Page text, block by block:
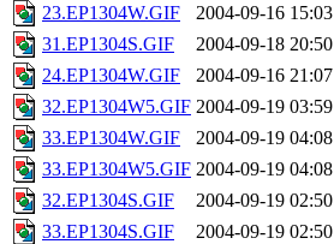
23.EP1304W.GIF
2004-09-16 15:03
31.EP1304S.GIF
2004-09-18 20:50
24.EP1304W.GIF
2004-09-16 21:07
32.EP1304W5.GIF 2004-09-19 03:59
33.EP1304W.GIF
2004-09-19 04:08
33.EP1304W5.GIF 2004-09-19 04:08
32.EP1304S.GIF
2004-09-19 02:50
33.EP1304S.GIF
2004-09-19 02:50